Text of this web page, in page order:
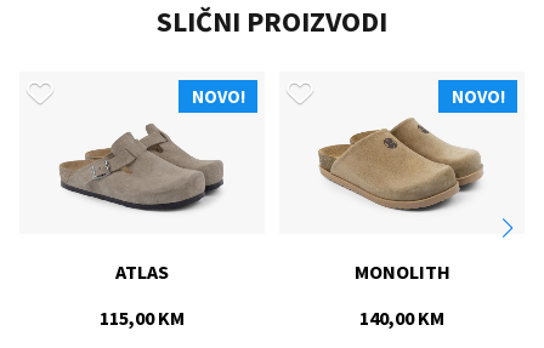
SLIČNI PROIZVODI
NOVO!
ATLAS
115,00 KM
NOVO!
MONOLITH
140,00 KM